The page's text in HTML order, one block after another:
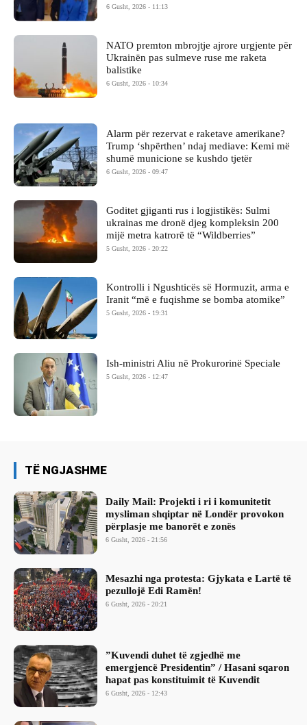
6 Gusht, 2026 - 11:13
NATO premton mbrojtje ajrore urgjente për
Ukrainën pas sulmeve ruse me raketa
balistike
6 Gusht, 2026 - 10:34
Alarm për rezervat e raketave amerikane?
Trump ‘shpërthen’ ndaj mediave: Kemi më
shumë municione se kushdo tjetër
6 Gusht, 2026 - 09:47
Goditet gjiganti rus i logjistikës: Sulmi
ukrainas me dronë djeg kompleksin 200
mijë metra katrorë të “Wildberries”
5 Gusht, 2026 - 20:22
Kontrolli i Ngushticës së Hormuzit, arma e
Iranit “më e fuqishme se bomba atomike”
5 Gusht, 2026 - 19:31
Ish-ministri ​Aliu në Prokurorinë Speciale
5 Gusht, 2026 - 12:47
TË NGJASHME
Daily Mail: Projekti i ri i komunitetit
mysliman shqiptar në Londër provokon
përplasje me banorët e zonës
6 Gusht, 2026 - 21:56
Mesazhi nga protesta: Gjykata e Lartë të
pezullojë Edi Ramën!
6 Gusht, 2026 - 20:21
​”Kuvendi duhet të zgjedhë me
emergjencë Presidentin” / Hasani sqaron
hapat pas konstituimit të Kuvendit
6 Gusht, 2026 - 12:43